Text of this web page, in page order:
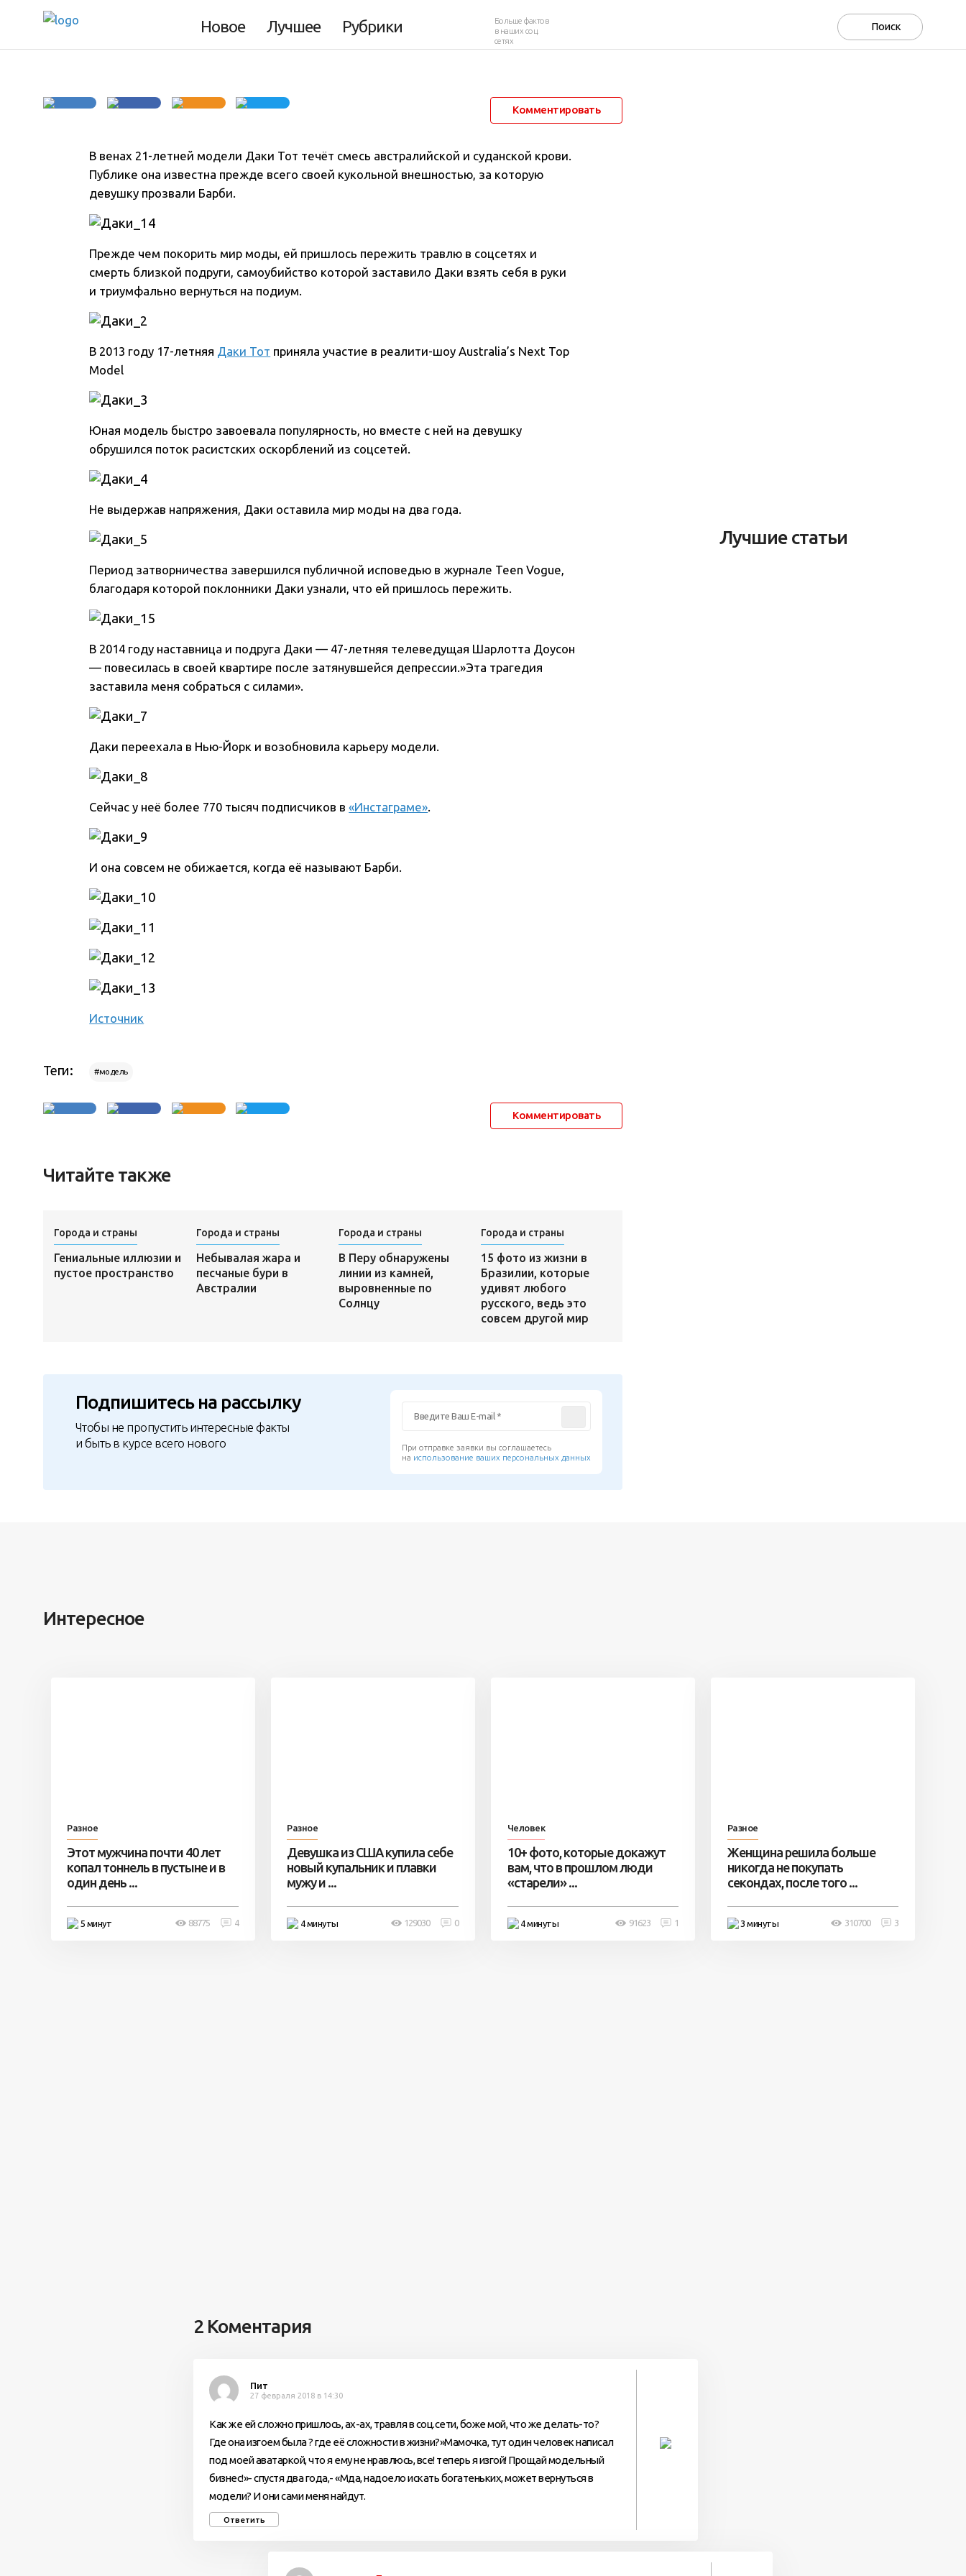
Новое Лучшее Рубрики
Больше фактов
в наших соц.
сетях
Комментировать
В венах 21-летней модели Даки Тот течёт смесь австралийской и суданской крови.
Публике она известна прежде всего своей кукольной внешностью, за которую
девушку прозвали Барби.
Прежде чем покорить мир моды, ей пришлось пережить травлю в соцсетях и
смерть близкой подруги, самоубийство которой заставило Даки взять себя в руки
и триумфально вернуться на подиум.
В 2013 году 17-летняя Даки Тот приняла участие в реалити-шоу Australia’s Next Top
Model
Юная модель быстро завоевала популярность, но вместе с ней на девушку
обрушился поток расистских оскорблений из соцсетей.
Не выдержав напряжения, Даки оставила мир моды на два года.
Период затворничества завершился публичной исповедью в журнале Teen Vogue,
благодаря которой поклонники Даки узнали, что ей пришлось пережить.
В 2014 году наставница и подруга Даки — 47-летняя телеведущая Шарлотта Доусон
— повесилась в своей квартире после затянувшейся депрессии.»Эта трагедия
заставила меня собраться с силами».
Даки переехала в Нью-Йорк и возобновила карьеру модели.
Сейчас у неё более 770 тысяч подписчиков в«Инстаграме».
И она совсем не обижается, когда её называют Барби.
Источник
Теги: #модель
Комментировать
Читайте также
Города и страны
Гениальные иллюзии и
пустое пространство
Города и страны
Небывалая жара и
песчаные бури в
Австралии
Города и страны
В Перу обнаружены
линии из камней,
выровненные по
Солнцу
Города и страны
15 фото из жизни в
Бразилии, которые
удивят любого
русского, ведь это
совсем другой мир
Подпишитесь на рассылку
Чтобы не пропустить интересные факты
и быть в курсе всего нового
При отправке заявки вы соглашаетесь
на использование ваших персональных данных
Лучшие статьи
Интересное
Разное
Этот мужчина почти 40 лет
копал тоннель в пустыне и в
один день ...
5 минут 4
88775
Разное
Девушка из США купила себе
новый купальник и плавки
мужу и ...
4 минуты 0
129030
Человек
10+ фото, которые докажут
вам, что в прошлом люди
«старели» ...
4 минуты 1
91623
Разное
Женщина решила больше
никогда не покупать
секондах, после того ...
3 минуты 3
310700
2 Коментария
Пит
27 февраля 2018 в 14:30
Как же ей сложно пришлось, ах-ах, травля в соц.сети, боже мой, что же делать-то?
Где она изгоем была ? где её сложности в жизни?»Мамочка, тут один человек написал
под моей аватаркой, что я ему не нравлюсь, все! теперь я изгой! Прощай модельный
бизнес!»- спустя два года,- «Мда, надоело искать богатеньких, может вернуться в
модели? И они сами меня найдут.
Ответить